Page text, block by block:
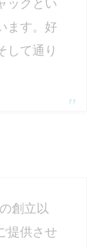
ックとい
ます。好
して通り
創立以
提供させ